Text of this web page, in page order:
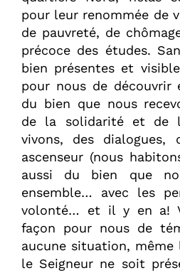
pour leur renommée de
de pauvreté, de
précoce des études.
bien présentes et
pour nous de découvrir
du bien que nous
de la solidarité et de
vivons, des dialogues,
ascenseur (nous
aussi du bien que
ensemble… avec les
volonté… et il y en a!
façon pour nous de
aucune situation,
le Seigneur ne soit